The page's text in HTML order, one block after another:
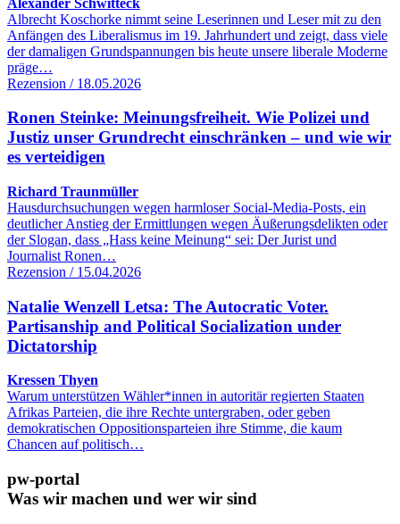
Albrecht Koschorke nimmt seine Leserinnen und Leser mit zu den
Anfängen des Liberalismus im 19. Jahrhundert und zeigt, dass viele
der damaligen Grundspannungen bis heute unsere liberale Moderne
präge…
Rezension / 18.05.2026
Ronen Steinke: Meinungsfreiheit. Wie Polizei und
Justiz unser Grundrecht einschränken – und wie wir
es verteidigen
Richard Traunmüller
Hausdurchsuchungen wegen harmloser Social-Media-Posts, ein
deutlicher Anstieg der Ermittlungen wegen Äußerungsdelikten oder
der Slogan, dass „Hass keine Meinung“ sei: Der Jurist und
Journalist Ronen…
Rezension / 15.04.2026
Natalie Wenzell Letsa: The Autocratic Voter.
Partisanship and Political Socialization under
Dictatorship
Kressen Thyen
Warum unterstützen Wähler*innen in autoritär regierten Staaten
Afrikas Parteien, die ihre Rechte untergraben, oder geben
demokratischen Oppositionsparteien ihre Stimme, die kaum
Chancen auf politisch…
pw-portal
Was wir machen und wer wir sind